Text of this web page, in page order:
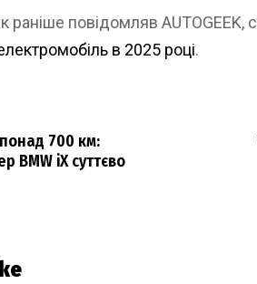
раніше повідомляв AUTOGEEK,
в 2025 році.
700 км:
BMW iX суттєво